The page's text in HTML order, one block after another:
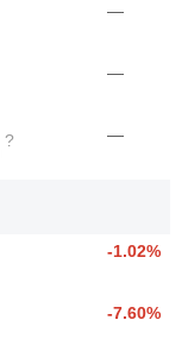
—
—
? —
-1.02%
-7.60%